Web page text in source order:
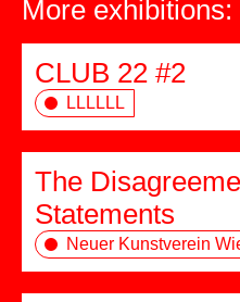
More exhibitions:
CLUB 22 #2
LLLLLL
The
Statements
Neuer Kunstverein